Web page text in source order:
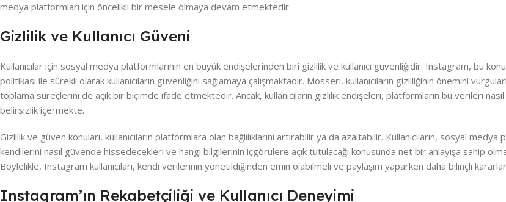
medya platformları için öncelikli bir mesele olmaya devam etmektedir.
Gizlilik ve Kullanıcı Güveni
Kullanıcılar için sosyal medya platformlarının en büyük endişelerinden biri gizlilik ve kullanıcı güvenliğidir. Instagram, bu
politikası ile sürekli olarak kullanıcıların güvenliğini sağlamaya çalışmaktadır. Mosseri, kullanıcıların gizliliğinin önemini
toplama süreçlerini de açık bir biçimde ifade etmektedir. Ancak, kullanıcıların gizlilik endişeleri, platformların bu verileri nasıl
belirsizlik içermekte.
Gizlilik ve güven konuları, kullanıcıların platformlara olan bağlılıklarını artırabilir ya da azaltabilir. Kullanıcıların, sosyal
kendilerini nasıl güvende hissedecekleri ve hangi bilgilerinin içgörülere açık tutulacağı konusunda net bir anlayışa sahip
Böylelikle, Instagram kullanıcıları, kendi verilerinin yönetildiğinden emin olabilmeli ve paylaşım yaparken daha bilinçli
Instagram’ın Rekabetçiliği ve Kullanıcı Deneyimi